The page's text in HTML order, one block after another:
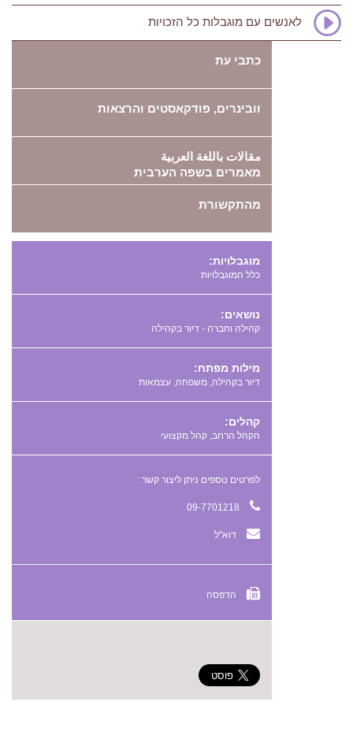
לאנשים עם מוגבלות כל הזכויות
כתבי עת
וובינרים, פודקאסטים והרצאות
مقالات باللغة العربية
מאמרים בשפה הערבית
מהתקשורת
מוגבלויות:
כלל המוגבלויות
נושאים:
קהילה וחברה - דיור בקהילה
מילות מפתח:
,
,
קהלים:
הקהל הרחב, קהל מקצועי
לפרטים נוספים ניתן ליצור קשר :
דוא"ל
הדפסה